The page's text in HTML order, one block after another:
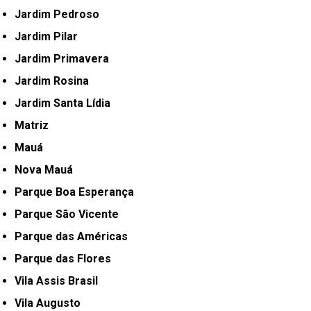
Jardim Pedroso
Jardim Pilar
Jardim Primavera
Jardim Rosina
Jardim Santa Lídia
Matriz
Mauá
Nova Mauá
Parque Boa Esperança
Parque São Vicente
Parque das Américas
Parque das Flores
Vila Assis Brasil
Vila Augusto